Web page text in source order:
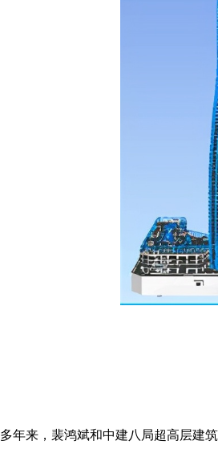
多年来，裴鸿斌和中建八局超高层建